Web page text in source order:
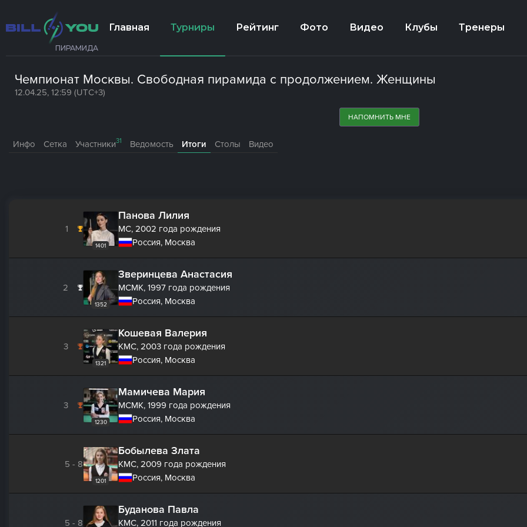
ПИРАМИДА
Главная Турниры Рейтинг Фото Видео Клубы Тренеры
Чемпионат Москвы. Свободная пирамида с продолжением. Женщины
12.04.25, 12:59 (UTC+3)
НАПОМНИТЬ МНЕ
Инфо Сетка Участники31 Ведомость Итоги Столы Видео
1
1401
Панова Лилия
МС, 2002 года рождения
Россия, Москва
2
1352
Зверинцева Анастасия
МСМК, 1997 года рождения
Россия, Москва
3
1321
Кошевая Валерия
КМС, 2003 года рождения
Россия, Москва
3
1230
Мамичева Мария
МСМК, 1999 года рождения
Россия, Москва
5 - 8
1201
Бобылева Злата
КМС, 2009 года рождения
Россия, Москва
5 - 8
Буданова Павла
КМС, 2011 года рождения